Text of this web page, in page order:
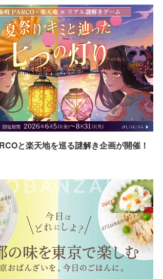
と楽天地を巡る謎解き企画が開催！